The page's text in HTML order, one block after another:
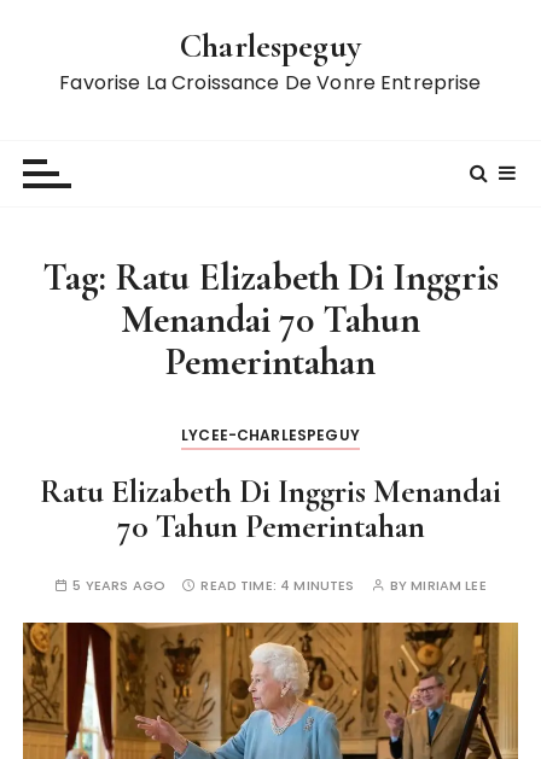
Charlespeguy
Favorise La Croissance De Vonre Entreprise
Tag: Ratu Elizabeth Di Inggris
Menandai 70 Tahun
Pemerintahan
LYCEE-CHARLESPEGUY
Ratu Elizabeth Di Inggris Menandai
70 Tahun Pemerintahan
5 YEARS AGO READ TIME: 4 MINUTES BYMIRIAM LEE